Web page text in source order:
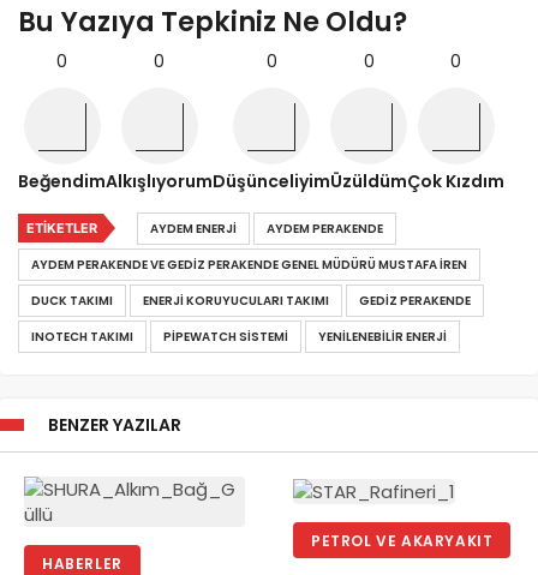
Bu Yazıya Tepkiniz Ne Oldu?
0
Beğendim
0
Alkışlıyorum
0
Düşünceliyim
0
Üzüldüm
0
Çok Kızdım
ETIKETLER AYDEM ENERJI
AYDEM PERAKENDE
AYDEM PERAKENDE VE GEDIZ PERAKENDE GENEL MÜDÜRÜ MUSTAFA İREN
DUCK TAKIMI
ENERJI KORUYUCULARI TAKIMI
GEDIZ PERAKENDE
INOTECH TAKIMI
PIPEWATCH SISTEMI YENILENEBILIR ENERJI
BENZER YAZILAR
HABERLER
PETROL VE AKARYAKIT